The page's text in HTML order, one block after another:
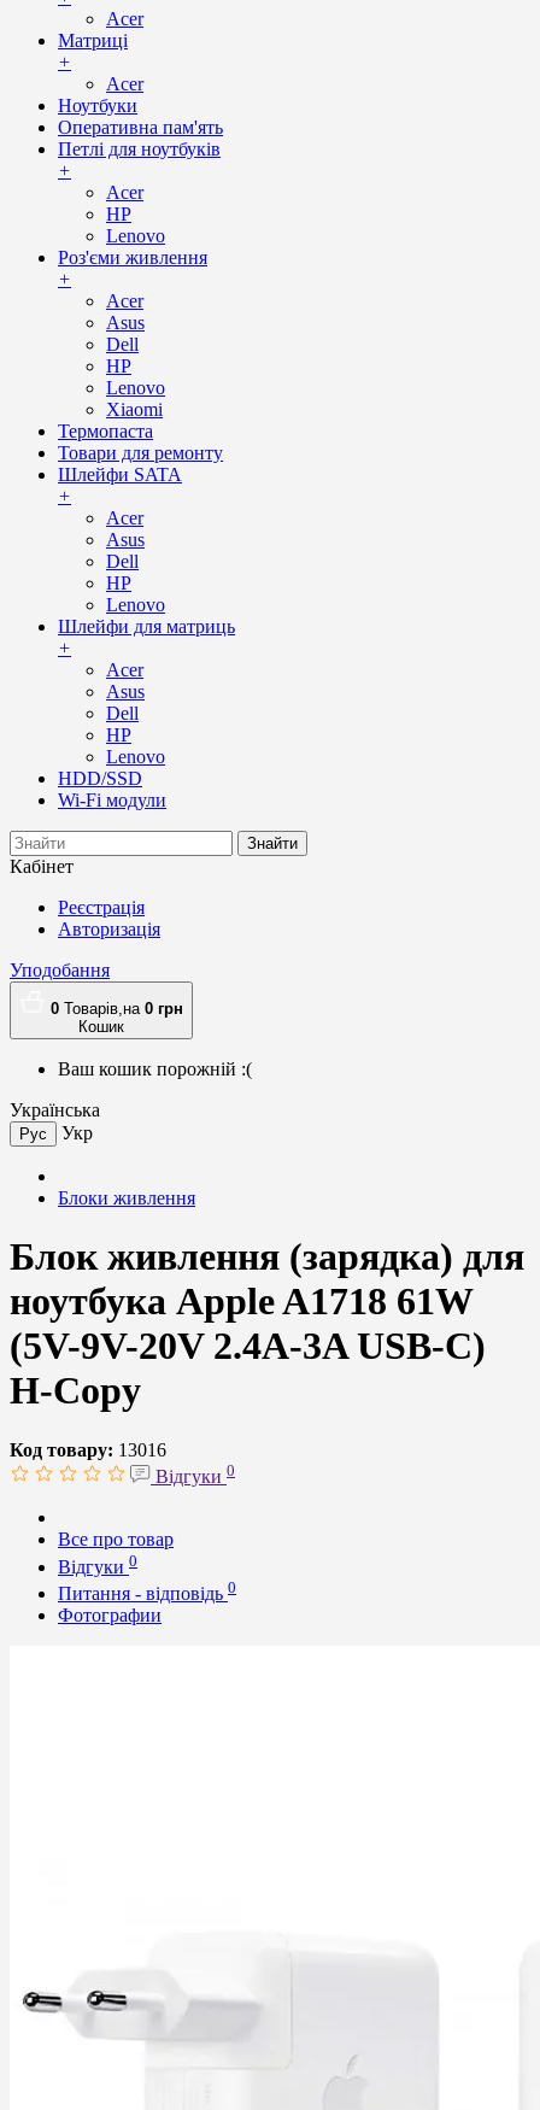
Acer
Матриці
+
Acer
Ноутбуки
Оперативна пам'ять
Петлі для ноутбуків
+
Acer
HP
Lenovo
Роз'єми живлення
+
Acer
Asus
Dell
HP
Lenovo
Xiaomi
Термопаста
Товари для ремонту
Шлейфи SATA
+
Acer
Asus
Dell
HP
Lenovo
Шлейфи для матриць
+
Acer
Asus
Dell
HP
Lenovo
HDD/SSD
Wi-Fi модули
Знайти
Кабінет
Реєстрація
Авторизація
Уподобання
0 Товарів,на 0 грн
Кошик
Ваш кошик порожній :(
Українська
Рус Укр
Блоки живлення
Блок живлення (зарядка) для
ноутбука Apple A1718 61W
(5V-9V-20V 2.4A-3A USB-C)
H-Copy
Код товару: 13016
Відгуки 0
Все про товар
Відгуки 0
Питання - відповідь 0
Фотографии